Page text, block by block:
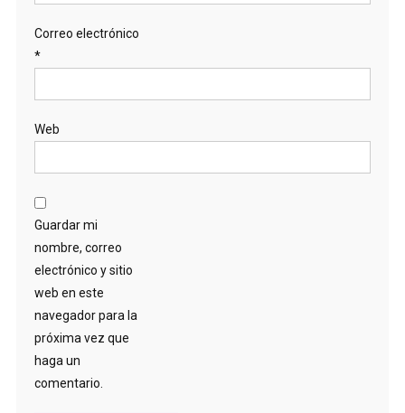
Correo electrónico
*
Web
Guardar mi
nombre, correo
electrónico y sitio
web en este
navegador para la
próxima vez que
haga un
comentario.